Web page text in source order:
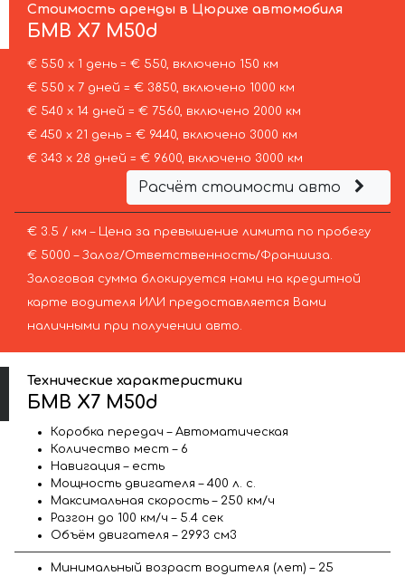
Стоимость аренды в Цюрихе автомобиля
БМВ X7 M50d
€ 550 х 1 день = € 550, включено 150 км
€ 550 х 7 дней = € 3850, включено 1000 км
€ 540 х 14 дней = € 7560, включено 2000 км
€ 450 х 21 день = € 9440, включено 3000 км
€ 343 х 28 дней = € 9600, включено 3000 км
Расчёт стоимости авто
€ 3.5 / км – Цена за превышение лимита по пробегу
€ 5000 – Залог/Ответственность/Франшиза.
Залоговая сумма блокируется нами на кредитной
карте водителя ИЛИ предоставляется Вами
наличными при получении авто.
Технические характеристики
БМВ X7 M50d
Коробка передач – Автоматическая
Количество мест – 6
Навигация – есть
Мощность двигателя – 400 л. с.
Максимальная скорость – 250 км/ч
Разгон до 100 км/ч – 5.4 сек
Объём двигателя – 2993 см3
Минимальный возраст водителя (лет) – 25